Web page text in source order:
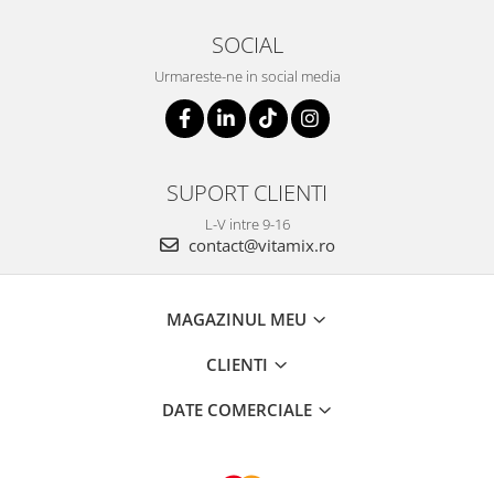
SOCIAL
Urmareste-ne in social media
SUPORT CLIENTI
L-V intre 9-16
contact@vitamix.ro
MAGAZINUL MEU
CLIENTI
DATE COMERCIALE